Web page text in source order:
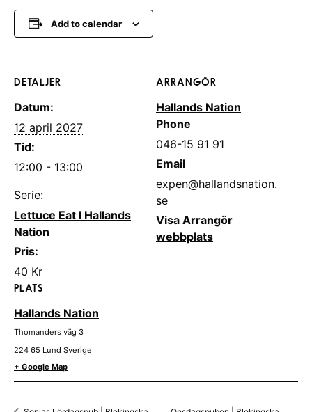
Add to calendar
DETALJER
Datum:
12 april 2027
Tid:
12:00 - 13:00
Serie:
Lettuce Eat I Hallands
Nation
Pris:
40 Kr
PLATS
Hallands Nation
Thomanders väg 3
224 65 Lund Sverige
+ Google Map
ARRANGÖR
Hallands Nation
Phone
046-15 91 91
Email
expen@hallandsnation.
se
Visa Arrangör
webbplats